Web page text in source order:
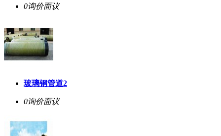
0询价面议
玻璃钢管道2
0询价面议